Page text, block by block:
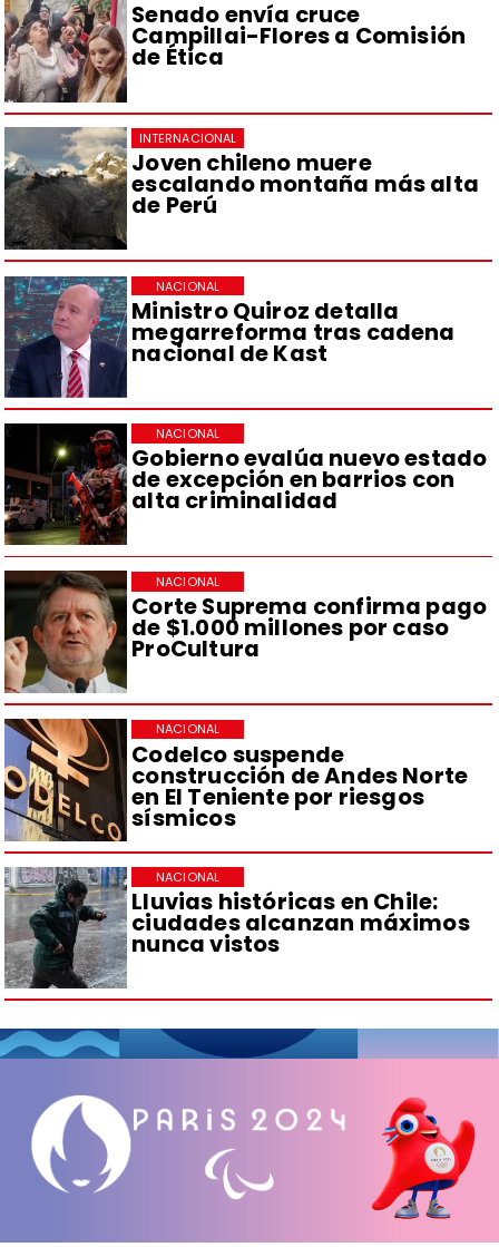
Senado envía cruce
Campillai-Flores a Comisión
de Ética
Joven chileno muere
escalando montaña más alta
de Perú
INTERNACIONAL
Ministro Quiroz detalla
megarreforma tras cadena
nacional de Kast
NACIONAL
Gobierno evalúa nuevo estado
de excepción en barrios con
alta criminalidad
NACIONAL
Corte Suprema confirma pago
de $1.000 millones por caso
ProCultura
NACIONAL
Codelco suspende
construcción de Andes Norte
en El Teniente por riesgos
sísmicos
NACIONAL
Lluvias históricas en Chile:
ciudades alcanzan máximos
nunca vistos
NACIONAL